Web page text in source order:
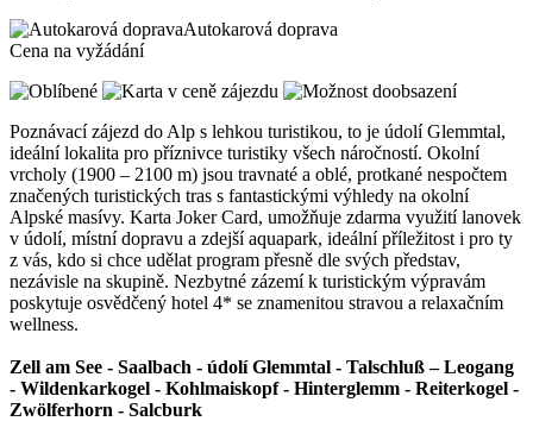
Autokarová doprava
Cena na vyžádání
Poznávací zájezd do Alp s lehkou turistikou, to je údolí Glemmtal,
ideální lokalita pro příznivce turistiky všech náročností. Okolní
vrcholy (1900 – 2100 m) jsou travnaté a oblé, protkané nespočtem
značených turistických tras s fantastickými výhledy na okolní
Alpské masívy. Karta Joker Card, umožňuje zdarma využití lanovek
v údolí, místní dopravu a zdejší aquapark, ideální příležitost i pro ty
z vás, kdo si chce udělat program přesně dle svých představ,
nezávisle na skupině. Nezbytné zázemí k turistickým výpravám
poskytuje osvědčený hotel 4* se znamenitou stravou a relaxačním
wellness.
Zell am See - Saalbach - údolí Glemmtal - Talschluß – Leogang
- Wildenkarkogel - Kohlmaiskopf - Hinterglemm - Reiterkogel -
Zwölferhorn - Salcburk